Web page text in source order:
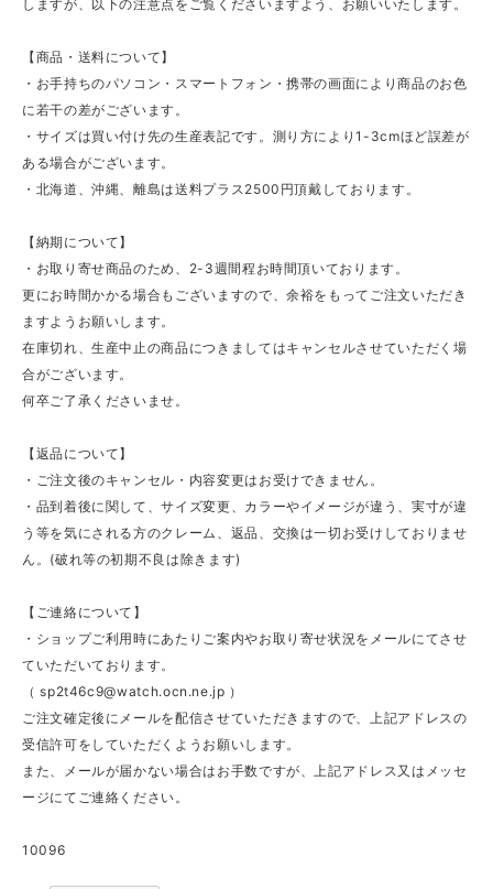
しますが、以下の注意点をご覧くださいますよう、お願いいたします。
【商品・送料について】
・お手持ちのパソコン・スマートフォン・携帯の画面により商品のお色
に若干の差がございます。
・サイズは買い付け先の生産表記です。測り方により1-3cmほど誤差が
ある場合がございます。
・北海道、沖縄、離島は送料プラス2500円頂戴しております。
【納期について】
・お取り寄せ商品のため、2-3週間程お時間頂いております。
更にお時間かかる場合もございますので、余裕をもってご注文いただき
ますようお願いします。
在庫切れ、生産中止の商品につきましてはキャンセルさせていただく場
合がございます。
何卒ご了承くださいませ。
【返品について】
・ご注文後のキャンセル・内容変更はお受けできません。
・品到着後に関して、サイズ変更、カラーやイメージが違う、実寸が違
う等を気にされる方のクレーム、返品、交換は一切お受けしておりませ
ん。(破れ等の初期不良は除きます)
【ご連絡について】
・ショップご利用時にあたりご案内やお取り寄せ状況をメールにてさせ
ていただいております。
（sp2t46c9@watch.ocn.ne.jp ）
ご注文確定後にメールを配信させていただきますので、上記アドレスの
受信許可をしていただくようお願いします。
また、メールが届かない場合はお手数ですが、上記アドレス又はメッセ
ージにてご連絡ください。
10096